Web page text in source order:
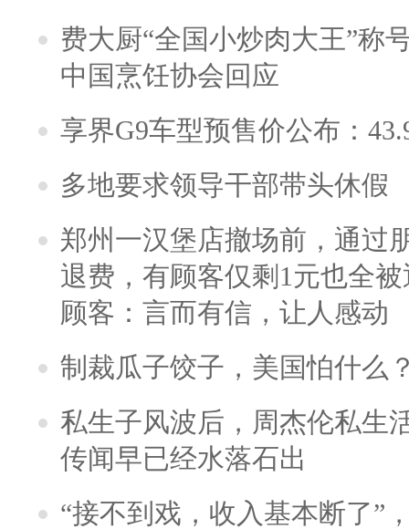
费大厨“全国小炒肉大王”称
中国烹饪协会回应
享界G9车型预售价公布：
多地要求领导干部带头休假
郑州一汉堡店撤场前，通过
退费，有顾客仅剩1元也全
顾客：言而有信，让人感动
制裁瓜子饺子，美国怕什么
私生子风波后，周杰伦私生
传闻早已经水落石出
“接不到戏，收入基本断了”